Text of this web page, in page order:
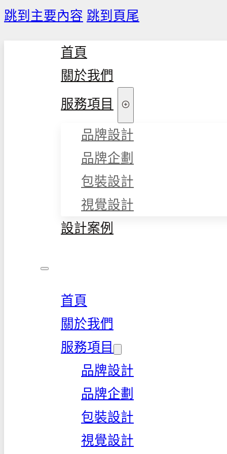
跳到主要內容 跳到頁尾
首頁
關於我們
服務項目
品牌設計
品牌企劃
包裝設計
視覺設計
設計案例
首頁
關於我們
服務項目
品牌設計
品牌企劃
包裝設計
視覺設計